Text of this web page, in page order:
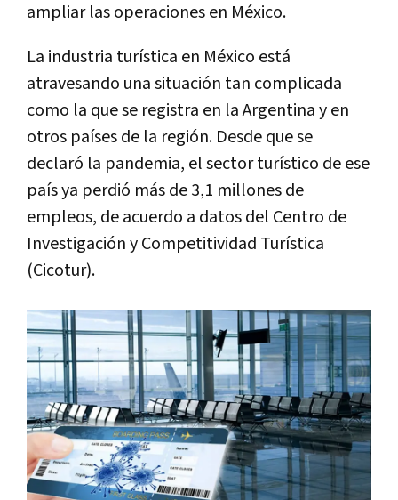
ampliar las operaciones en México.
La industria turística en México está
atravesando una situación tan complicada
como la que se registra en la Argentina y en
otros países de la región. Desde que se
declaró la pandemia, el sector turístico de ese
país ya perdió más de 3,1 millones de
empleos, de acuerdo a datos del Centro de
Investigación y Competitividad Turística
(Cicotur).